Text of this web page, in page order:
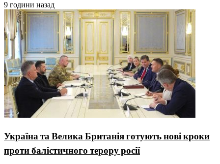
9 години назад
Україна та Велика Британія готують нові кроки
проти балістичного терору росії